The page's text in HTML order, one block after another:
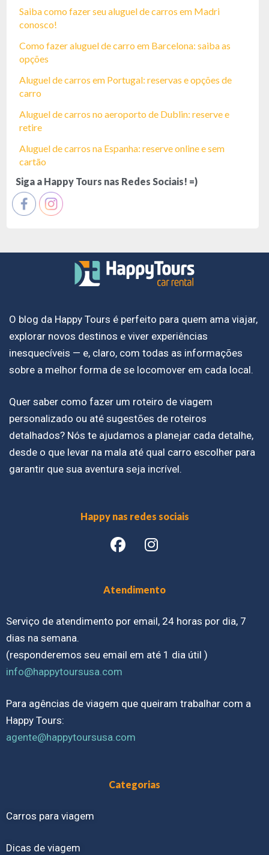
Saiba como fazer seu aluguel de carros em Madri
conosco!
Como fazer aluguel de carro em Barcelona: saiba as
opções
Aluguel de carros em Portugal: reservas e opções de
carro
Aluguel de carros no aeroporto de Dublin: reserve e
retire
Aluguel de carros na Espanha: reserve online e sem
cartão
Siga a Happy Tours nas Redes Sociais! =)
O blog da Happy Tours é perfeito para quem ama viajar,
explorar novos destinos e viver experiências
inesquecíveis — e, claro, com todas as informações
sobre a melhor forma de se locomover em cada local.
Quer saber como fazer um roteiro de viagem
personalizado ou até sugestões de roteiros
detalhados? Nós te ajudamos a planejar cada detalhe,
desde o que levar na mala até qual carro escolher para
garantir que sua aventura seja incrível.
Happy nas redes sociais
Atendimento
Serviço de atendimento por email, 24 horas por dia, 7
dias na semana.
(responderemos seu email em até 1 dia útil )
info@happytoursusa.com
Para agências de viagem que queiram trabalhar com a
Happy Tours:
agente@happytoursusa.com
Categorias
Carros para viagem
Dicas de viagem